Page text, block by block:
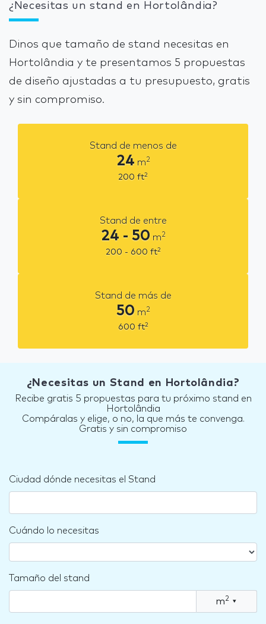
¿Necesitas un stand en Hortolândia?
Dinos que tamaño de stand necesitas en
Hortolândia y te presentamos 5 propuestas
de diseño ajustadas a tu presupuesto, gratis
y sin compromiso.
Stand de menos de
24 m2
200 ft2
Stand de entre
24 - 50 m2
200 - 600 ft2
Stand de más de
50 m2
600 ft2
¿Necesitas un Stand en Hortolândia?
Recibe gratis 5 propuestas para tu próximo stand en
Hortolândia
Compáralas y elige, o no, la que más te convenga.
Gratis y sin compromiso
Ciudad dónde necesitas el Stand
Cuándo lo necesitas
Tamaño del stand
m2 ▾